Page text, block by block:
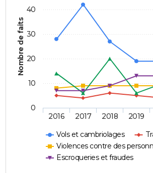
Nombre de faits
Vols et cambriolages
Violences contre des
Escroqueries et fraudes
2016 2017 2018 2019
0
10
20
30
40